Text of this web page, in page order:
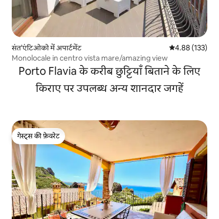
संत'एंटिओको में अपार्टमेंट औसत रेटिंग 5 में से
4.88 (133)
Monolocale in centro vista mare/amazing view
Porto Flavia के करीब छुट्टियाँ बिताने के लिए
किराए पर उपलब्ध अन्य शानदार जगहें
गेस्ट्स की फ़ेवरेट
गेस्ट्स की फ़ेवरेट